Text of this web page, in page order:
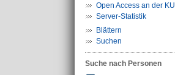
Open Access an der KU
Server-Statistik
Blättern
Suchen
Suche nach Personen